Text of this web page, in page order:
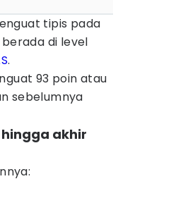
tipis pada
di level
.
93 poin atau
sebelumnya
akhir